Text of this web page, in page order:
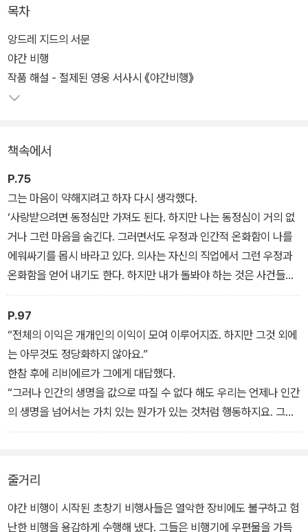
목차
앙드레 지드의 서문
야간 비행
작품 해설 - 절제된 영웅 서사시 《야간비행》
책속에서
P.75
그는 마음이 약해지려고 하자 다시 생각했다.
‘사랑받으려면 동정심만 가져도 된다. 하지만 나는 동정심이 거의 없
거나 그런 마음을 숨긴다. 그러면서도 우정과 인간적 온화함이 나를
에워싸기를 몹시 바라고 있다. 의사는 자신의 직업에서 그런 우정과
온화함을 얻어 내기도 한다. 하지만 내가 돌봐야 하는 것은 사건들이
다. 사건들에 대처할 수 있도록 사람들을 단련시켜야 한다.’
P.97
“전체의 이익은 개개인의 이익이 모여 이루어지죠. 하지만 그것 외에
는 아무것도 정당화하지 않아요.”
한참 후에 리비에르가 그에게 대답했다.
“그러나 인간의 생명을 값으로 따질 수 없다 해도 우리는 언제나 인간
의 생명을 넘어서는 가치 있는 뭔가가 있는 것처럼 행동하지요. 그런
데 그게 무엇일까요?
줄거리
야간 비행이 시작된 초창기 비행사들은 열악한 장비에도 불구하고 험
난한 비행을 용감하게 수행해 냈다. 그들은 비행기에 우편물을 가득